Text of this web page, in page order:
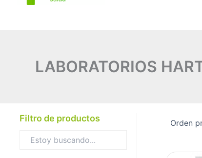
LABORATORIOS
Filtro de productos